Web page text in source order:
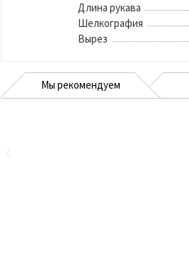
Длина рукава
Шелкография
Вырез
Мы рекомендуем